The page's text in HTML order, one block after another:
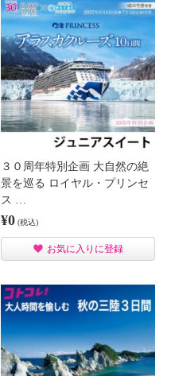
３０周年特別企画 大自然の絶
景を巡る ロイヤル・プリンセ
ス …
¥0 (税込)
お気に入りに登録